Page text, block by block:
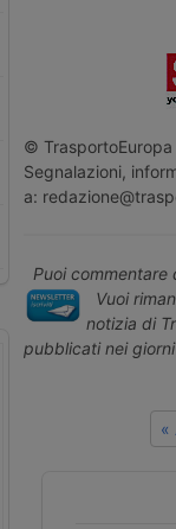
©
Segnalazioni,
a:
Puoi commentare
Vuoi
notizia di
pubblicati nei
«